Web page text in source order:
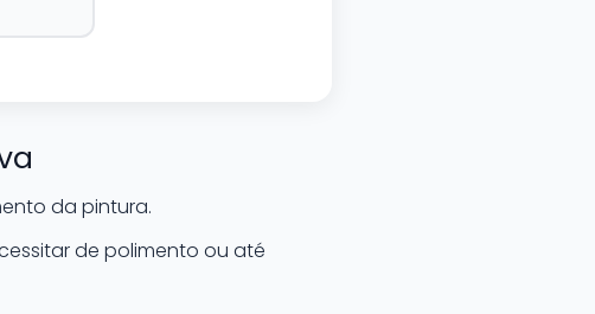
da pintura.
de polimento ou até